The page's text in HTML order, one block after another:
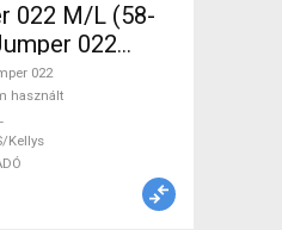
022 M/L (58-
022
L nem
022
használt
Kellys